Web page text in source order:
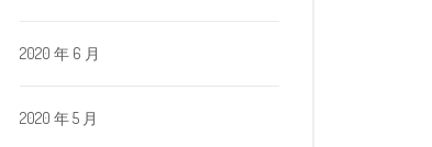
2020 年 6 月
2020 年 5 月